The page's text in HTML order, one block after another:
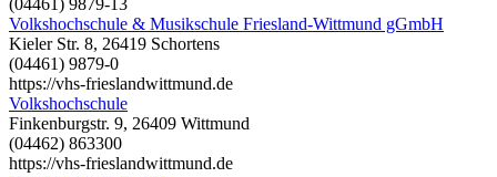
(04461) 9879-13
Volkshochschule & Musikschule Friesland-Wittmund gGmbH
Kieler Str. 8, 26419 Schortens
(04461) 9879-0
https://vhs-frieslandwittmund.de
Volkshochschule
Finkenburgstr. 9, 26409 Wittmund
(04462) 863300
https://vhs-frieslandwittmund.de